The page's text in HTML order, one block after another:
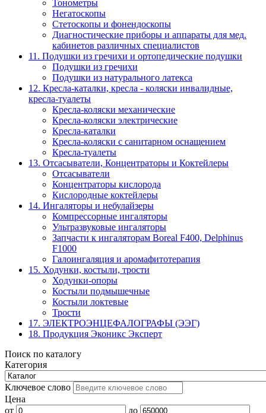
Тонометры
Негатоскопы
Стетоскопы и фонендоскопы
Диагностические приборы и аппараты для мед.
кабинетов различных специалистов
11. Подушки из гречихи и ортопедические подушки
Подушки из гречихи
Подушки из натурального латекса
12. Кресла-каталки, кресла - коляски инвалидные,
кресла-туалеты
Кресла-коляски механические
Кресла-коляски электрические
Кресла-каталки
Кресла-коляски с санитарном оснащением
Кресла-туалеты
13. Отсасыватели, Концентраторы и Коктейлеры
Отсасыватели
Концентраторы кислорода
Кислородные коктейлеры
14. Ингаляторы и небулайзеры
Компрессорные ингаляторы
Ультразвуковые ингаляторы
Запчасти к ингаляторам Boreal F400, Delphinus
F1000
Галоингаляция и аромафитотерапия
15. Ходунки, костыли, трости
Ходунки-опоры
Костыли подмышечные
Костыли локтевые
Трости
17. ЭЛЕКТРО­ЭНЦЕФАЛОГРАФЫ (ЭЭГ)
18. Продукция Эконикс Эксперт
Поиск по каталогу
Категория
Ключевое слово
Цена
от
до